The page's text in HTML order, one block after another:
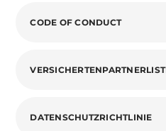
CODE OF CONDUCT
DATENSCHUTZRICHTLINIE